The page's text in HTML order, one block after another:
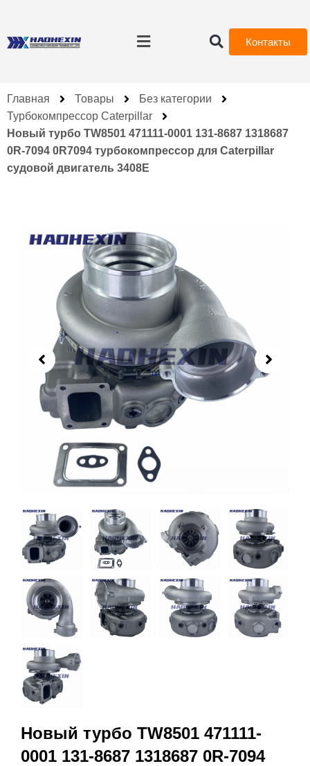
Контакты
Главная Товары
Без категории
Турбокомпрессор Caterpillar
Новый турбо TW8501 471111-0001 131-8687 1318687
0R-7094 0R7094 турбокомпрессор для Caterpillar
судовой двигатель 3408E
Новый турбо TW8501 471111-
0001 131-8687 1318687 0R-7094